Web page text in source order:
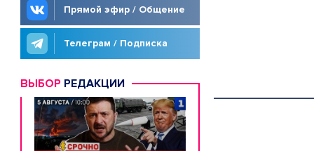
Прямой эфир / Общение
Телеграм / Подписка
ВЫБОР РЕДАКЦИИ